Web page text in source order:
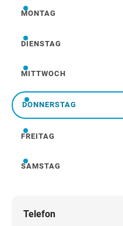
Montag
MONTAG
Dienstag
DIENSTAG
Mittwoch
MITTWOCH
Donnerstag
DONNERSTAG
Freitag
FREITAG
Samstag
SAMSTAG
Telefon